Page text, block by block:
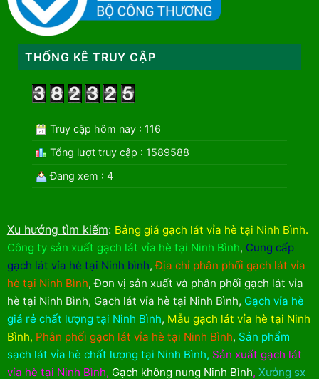
THỐNG KÊ TRUY CẬP
Truy cập hôm nay : 116
Tổng lượt truy cập : 1589588
Đang xem : 4
Xu hướng tìm kiếm: Bảng giá gạch lát vỉa hè tại Ninh Bình.
Công ty sản xuất gạch lát vỉa hè tại Ninh Bình, Cung cấp
gạch lát vỉa hè tại Ninh bình,Địa chỉ phân phối gạch lát vỉa
hè tại Ninh Bình,Đơn vị sản xuất và phân phối gạch lát vỉa
hè tại Ninh Bình, Gạch lát vỉa hè tại Ninh Bình, Gạch vỉa hè
giá rẻ chất lượng tại Ninh Bình, Mẫu gạch lát vỉa hè tại Ninh
Bình, Phân phối gạch lát vỉa hè tại Ninh Bình, Sản phẩm
sạch lát vỉa hè chất lượng tại Ninh Bình, Sản xuất gạch lát
vỉa hè tại Ninh Bình, Gạch không nung Ninh Bình, Xưởng sx